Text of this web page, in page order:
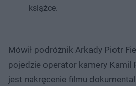
książce.
Mówił podróżnik Arkady Piotr
pojedzie operator kamery Kamil
jest nakręcenie filmu